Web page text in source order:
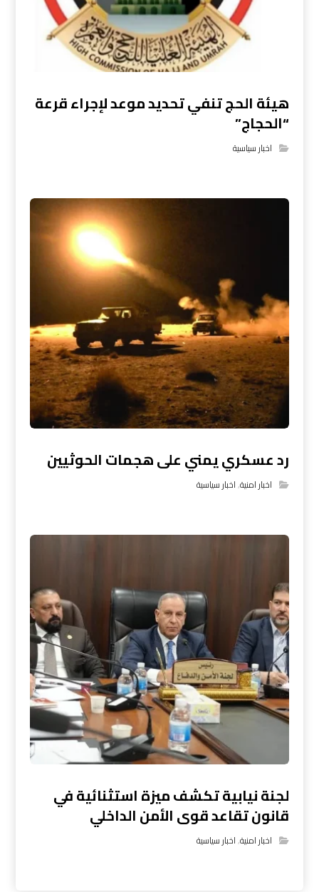
هيئة الحج تنفي تحديد موعد لإجراء قرعة
“الحجاج”
اخبار سياسية
رد عسكري يمني على هجمات الحوثيين
اخبار امنية,اخبار سياسية
لجنة نيابية تكشف ميزة استثنائية في
قانون تقاعد قوى الأمن الداخلي
اخبار امنية,اخبار سياسية